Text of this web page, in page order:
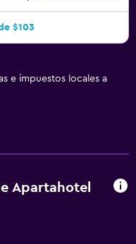
$103
e impuestos locales a
Apartahotel